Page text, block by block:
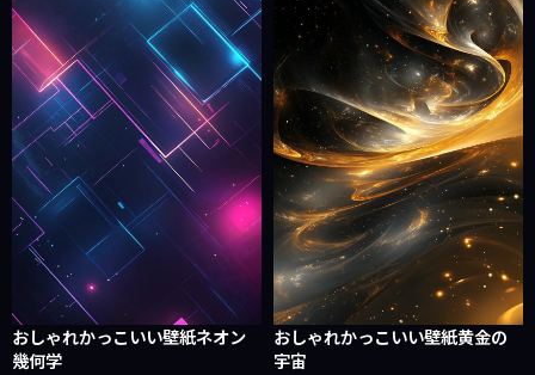
おしゃれかっこいい壁紙ネオン
幾何学
おしゃれかっこいい壁紙黄金の
宇宙